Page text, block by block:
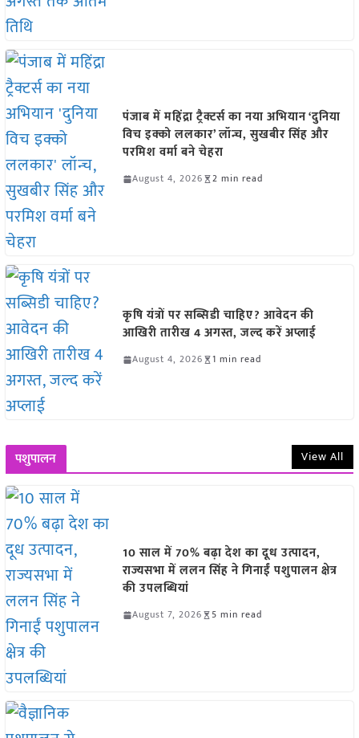
पंजाब में महिंद्रा ट्रैक्टर्स का नया अभियान ‘दुनिया
विच इक्को ललकार’ लॉन्च, सुखबीर सिंह और
परमिश वर्मा बने चेहरा
August 4, 2026 2 min read
कृषि यंत्रों पर सब्सिडी चाहिए? आवेदन की
आखिरी तारीख 4 अगस्त, जल्द करें अप्लाई
August 4, 2026 1 min read
पशुपालन View All
10 साल में 70% बढ़ा देश का दूध उत्पादन,
राज्यसभा में ललन सिंह ने गिनाईं पशुपालन क्षेत्र
की उपलब्धियां
August 7, 2026 5 min read